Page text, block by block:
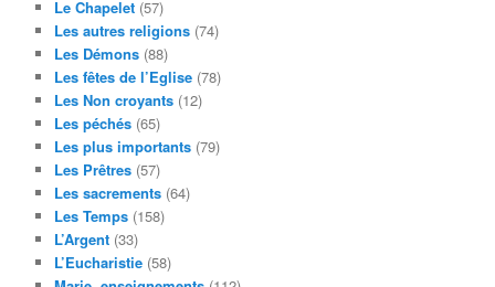
Le Chapelet (57)
Les autres religions (74)
Les Démons (88)
Les fêtes de l’Eglise (78)
Les Non croyants (12)
Les péchés (65)
Les plus importants (79)
Les Prêtres (57)
Les sacrements (64)
Les Temps (158)
L’Argent (33)
L’Eucharistie (58)